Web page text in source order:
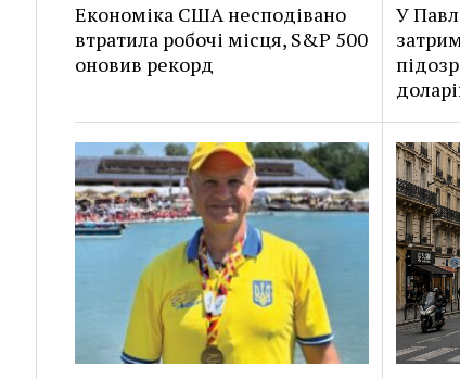
Економіка США несподівано
втратила робочі місця, S&P 500
оновив рекорд
У